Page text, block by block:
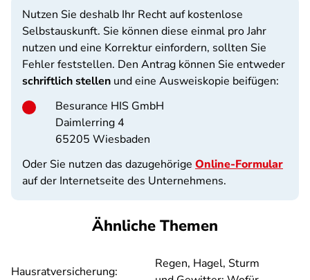
Nutzen Sie deshalb Ihr Recht auf kostenlose
Selbstauskunft. Sie können diese einmal pro Jahr
nutzen und eine Korrektur einfordern, sollten Sie
Fehler feststellen. Den Antrag können Sie entweder
schriftlich stellen und eine Ausweiskopie beifügen:
Besurance HIS GmbH
Daimlerring 4
65205 Wiesbaden
Oder Sie nutzen das dazugehörige Online-Formular
auf der Internetseite des Unternehmens.
Ähnliche Themen
Hausratversicherung:
Regen, Hagel, Sturm